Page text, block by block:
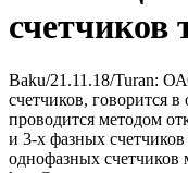
Baku/21.11.18/Turan:
счетчиков, говорится
проводится методом
и 3-х фазных
однофазных